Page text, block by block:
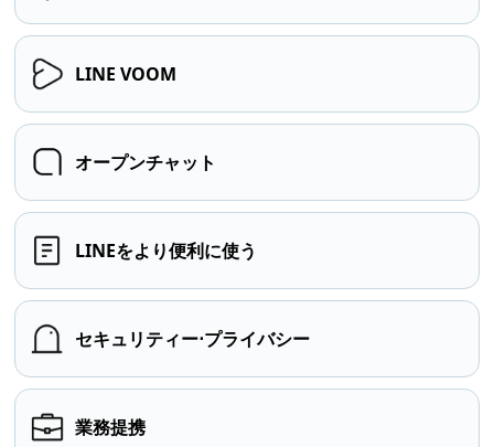
LINE VOOM
オープンチャット
LINEをより便利に使う
セキュリティー⋅プライバシー
業務提携